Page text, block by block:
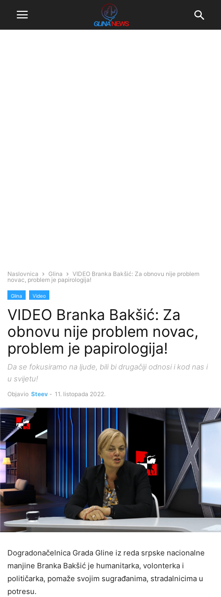
Naslovnica Glina
VIDEO Branka Bakšić: Za obnovu nije problem
novac, problem je papirologija!
Glina Video
VIDEO Branka Bakšić: Za
obnovu nije problem novac,
problem je papirologija!
Da se fokusiramo na ljude, bili bi drugačiji odnosi i kod nas i
u svijetu!
Objavio Steev - 11. listopada 2022.
Dogradonačelnica Grada Gline iz reda srpske nacionalne
manjine Branka Bakšić je humanitarka, volonterka i
političarka, pomaže svojim sugrađanima, stradalnicima u
potresu.